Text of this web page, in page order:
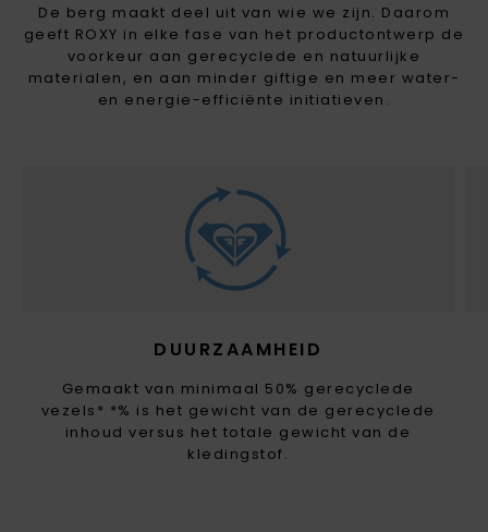
De berg maakt deel uit van wie we zijn. Daarom
geeft ROXY in elke fase van het productontwerp de
voorkeur aan gerecyclede en natuurlijke
materialen, en aan minder giftige en meer water-
en energie-efficiënte initiatieven.
DUURZAAMHEID
Gemaakt van minimaal 50% gerecyclede
vezels* *% is het gewicht van de gerecyclede
inhoud versus het totale gewicht van de
kledingstof.